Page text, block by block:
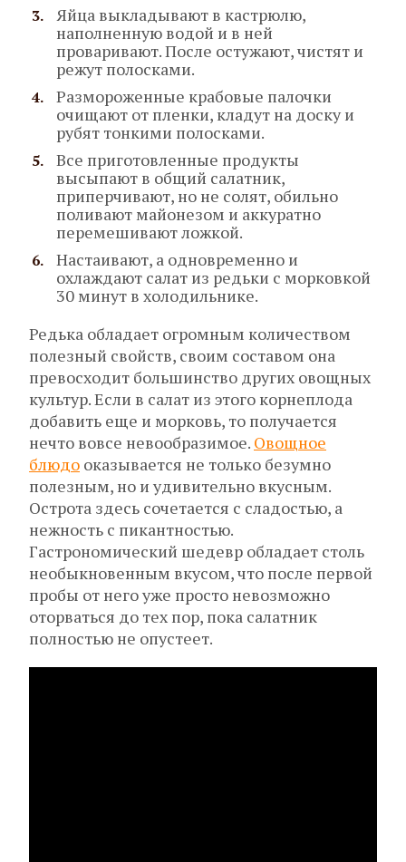
Яйца выкладывают в кастрюлю,
наполненную водой и в ней
проваривают. После остужают, чистят и
режут полосками.
Размороженные крабовые палочки
очищают от пленки, кладут на доску и
рубят тонкими полосками.
Все приготовленные продукты
высыпают в общий салатник,
приперчивают, но не солят, обильно
поливают майонезом и аккуратно
перемешивают ложкой.
Настаивают, а одновременно и
охлаждают салат из редьки с морковкой
30 минут в холодильнике.
Редька обладает огромным количеством
полезный свойств, своим составом она
превосходит большинство других овощных
культур. Если в салат из этого корнеплода
добавить еще и морковь, то получается
нечто вовсе невообразимое. Овощное
блюдо оказывается не только безумно
полезным, но и удивительно вкусным.
Острота здесь сочетается с сладостью, а
нежность с пикантностью.
Гастрономический шедевр обладает столь
необыкновенным вкусом, что после первой
пробы от него уже просто невозможно
оторваться до тех пор, пока салатник
полностью не опустеет.